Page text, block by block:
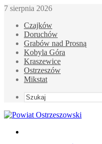
7 sierpnia 2026
Czajków
Doruchów
Grabów nad Prosną
Kobyla Góra
Kraszewice
Ostrzeszów
Mikstat